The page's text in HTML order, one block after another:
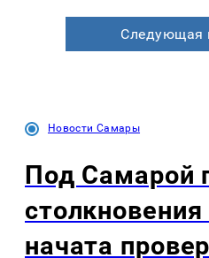
Следующая
Новости Самары
Под Самарой
начата